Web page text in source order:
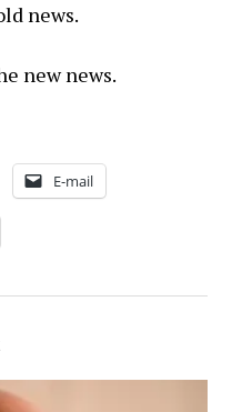
news.
new news.
E-mail